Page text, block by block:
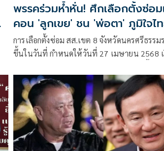
พรรคร่วมห้ำหั่น! ศึกเลือกตั้งซ่อม
คอน 'ลูกเขย' ชน 'พ่อตา' ภูมิใจไท
ที่มั่น
การเลือกตั้งซ่อม สส.เขต 8 จังหวัดนครศรีธรร
ขึ้นในวันที่ กำหนดให้วันที่ 27 เมษายน 2568
ไม่แน่นอนเกี่ยวกับการส่งผู้สมัคร แต่กระแสข่า
กำลังจะกลายเป็น “สมรภูมิร้อน” ระหว่างพรร
รัฐบาล